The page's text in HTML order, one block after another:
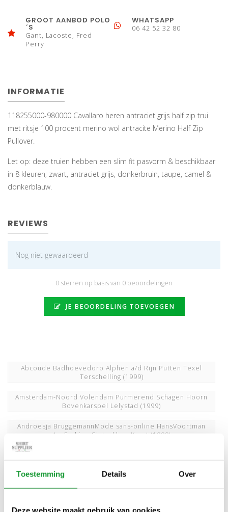
Toestemming Details Over
Deze website maakt gebruik van cookies
GROOT AANBOD POLO
´S
Gant, Lacoste, Fred
Perry
WHATSAPP
06 42 52 32 80
INFORMATIE
118255000-980000 Cavallaro heren antraciet grijs half zip trui
met ritsje 100 procent merino wol antracite Merino Half Zip
Pullover.
Let op: deze truien hebben een slim fit pasvorm & beschikbaar
in 8 kleuren; zwart, antraciet grijs, donkerbruin, taupe, camel &
donkerblauw.
REVIEWS
Nog niet gewaardeerd
0 sterren op basis van 0 beoordelingen
JE BEOORDELING TOEVOEGEN
Abcoude Badhoevedorp Alphen a/d Rijn Putten Texel
Terschelling (1999)
Amsterdam-Noord Volendam Purmerend Schagen Hoorn
Bovenkarspel Lelystad (1999)
Androesja BruggemannMode sans-online HansVoortman
AroFashion Sinterklaas Kerst (1999)